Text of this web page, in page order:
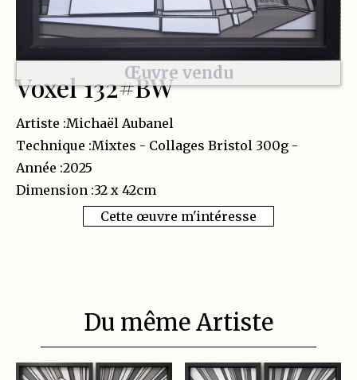
Œuvre vendu
Voxel 132#BW
Artiste :Michaël Aubanel
Technique :Mixtes - Collages Bristol 300g -
Année :2025
Dimension :32 x 42cm
Cette œuvre m'intéresse
Du même Artiste